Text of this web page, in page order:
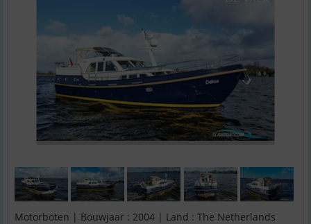
Motorboten | Bouwjaar : 2004 | Land : The Netherlands